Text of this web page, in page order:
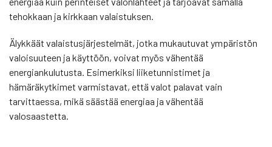
tehokkaan ja kirkkaan valaistuksen.
Älykkäät valaistusjärjestelmät, jotka mukautuvat ympäristön
valoisuuteen ja käyttöön, voivat myös vähentää
energiankulutusta. Esimerkiksi liiketunnistimet ja
hämäräkytkimet varmistavat, että valot palavat vain
tarvittaessa, mikä säästää energiaa ja vähentää
valosaastetta.